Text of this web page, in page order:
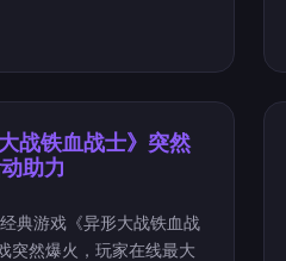
战铁血战士》突然
助力
典游戏《异形大战铁血战
突然爆火，玩家在线最大